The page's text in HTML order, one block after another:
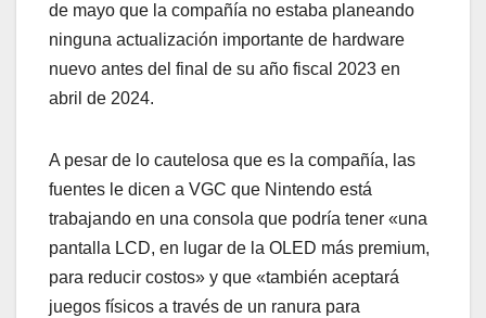
de mayo que la compañía no estaba planeando
ninguna actualización importante de hardware
nuevo antes del final de su año fiscal 2023 en
abril de 2024.
A pesar de lo cautelosa que es la compañía, las
fuentes le dicen a VGC que Nintendo está
trabajando en una consola que podría tener «una
pantalla LCD, en lugar de la OLED más premium,
para reducir costos» y que «también aceptará
juegos físicos a través de un ranura para